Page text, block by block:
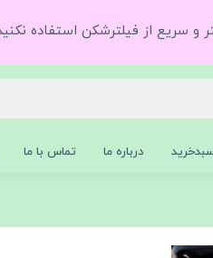
و سریع از فیلترشکن استفاده
درباره ما تماس با ما